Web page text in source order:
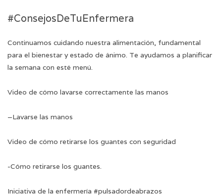
#ConsejosDeTuEnfermera
Continuamos cuidando nuestra alimentación, fundamental
para el bienestar y estado de ánimo. Te ayudamos a planificar
la semana con esté menú.
Video de cómo lavarse correctamente las manos
–Lavarse las manos
Video de cómo retirarse los guantes con seguridad
-Cómo retirarse los guantes.
Iniciativa de la enfermería #pulsadordeabrazos